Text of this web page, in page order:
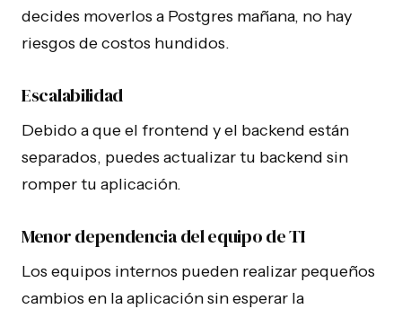
decides moverlos a Postgres mañana, no hay
riesgos de costos hundidos.
Escalabilidad
Debido a que el frontend y el backend están
separados, puedes actualizar tu backend sin
romper tu aplicación.
Menor dependencia del equipo de TI
Los equipos internos pueden realizar pequeños
cambios en la aplicación sin esperar la